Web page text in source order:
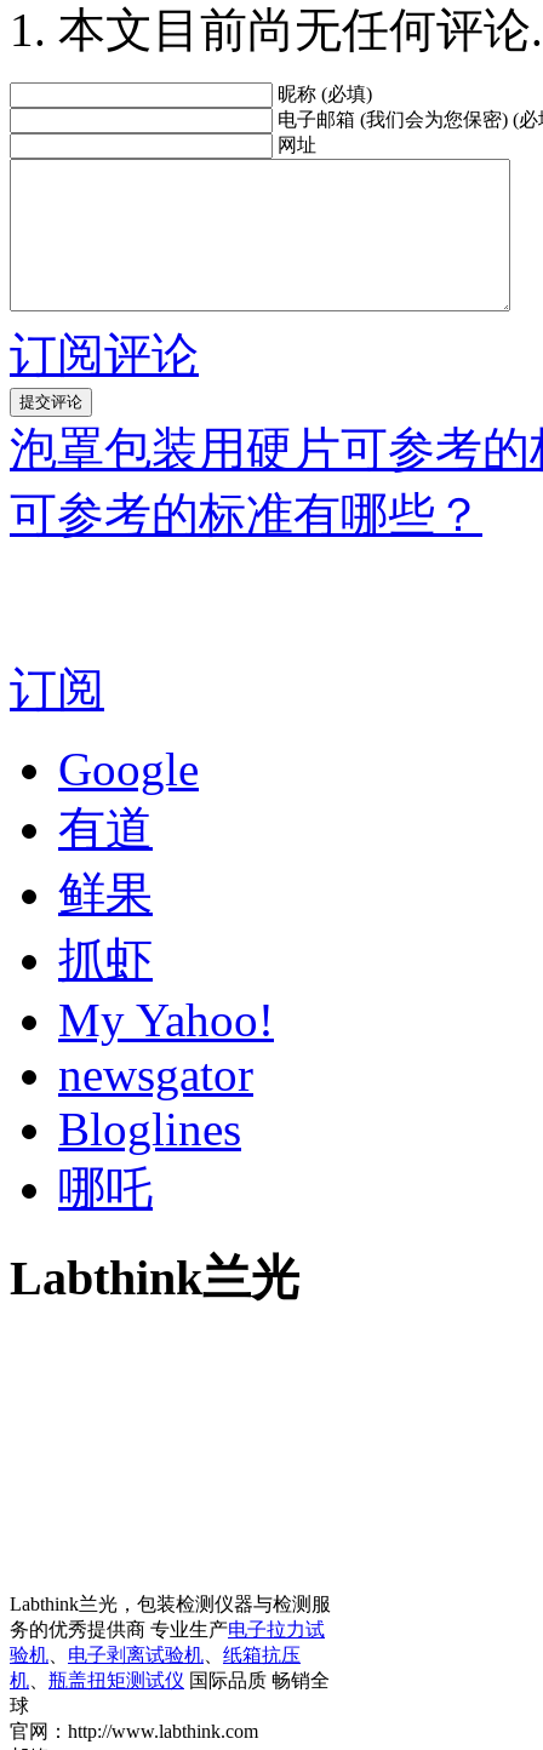
本文目前尚无任何评论.
昵称 (必填)
电子邮箱 (我们会为您保密) (必
网址
订阅评论
泡罩包装用硬片可参考
可参考的标准有哪些？
订阅
Google
有道
鲜果
抓虾
My Yahoo!
newsgator
Bloglines
哪吒
Labthink兰光
Labthink兰光，包装检测仪器与检测服
务的优秀提供商 专业生产电子拉力试
验机
电子剥离试验机
纸箱抗压
机
瓶盖扭矩测试仪 国际品质 畅销全
球
官网：http://www.labthink.com